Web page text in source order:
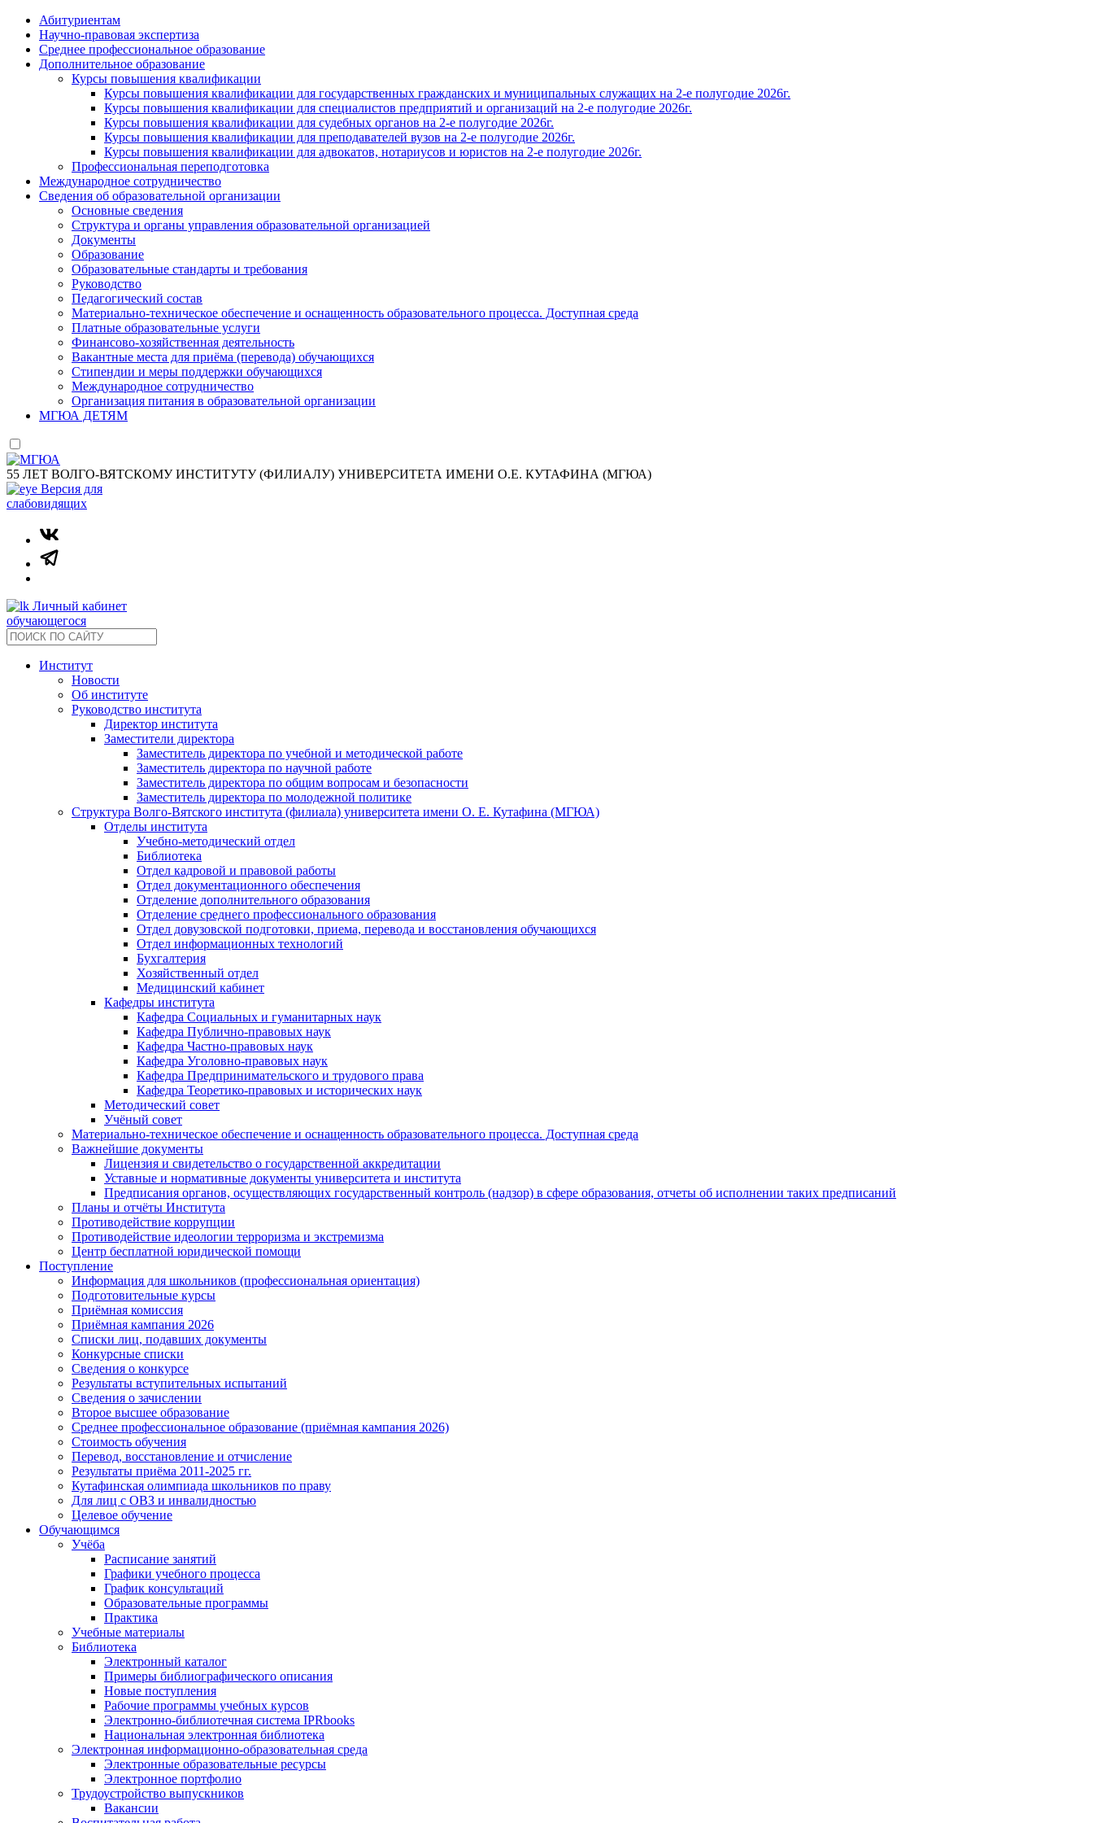
Абитуриентам
Научно-правовая экспертиза
Cреднее профессиональное образование
Дополнительное образование
Курсы повышения квалификации
Курсы повышения квалификации для государственных гражданских и муниципальных служащих на 2-е полугодие 2026г.
Курсы повышения квалификации для специалистов предприятий и организаций на 2-е полугодие 2026г.
Курсы повышения квалификации для судебных органов на 2-е полугодие 2026г.
Курсы повышения квалификации для преподавателей вузов на 2-е полугодие 2026г.
Курсы повышения квалификации для адвокатов, нотариусов и юристов на 2-е полугодие 2026г.
Профессиональная переподготовка
Международное сотрудничество
Сведения об образовательной организации
Основные сведения
Структура и органы управления образовательной организацией
Документы
Образование
Образовательные стандарты и требования
Руководство
Педагогический состав
Материально-техническое обеспечение и оснащенность образовательного процесса. Доступная среда
Платные образовательные услуги
Финансово-хозяйственная деятельность
Вакантные места для приёма (перевода) обучающихся
Стипендии и меры поддержки обучающихся
Международное сотрудничество
Организация питания в образовательной организации
МГЮА ДЕТЯМ
55 ЛЕТ ВОЛГО-ВЯТСКОМУ ИНСТИТУТУ (ФИЛИАЛУ) УНИВЕРСИТЕТА ИМЕНИ О.Е. КУТАФИНА (МГЮА)
Версия для
слабовидящих
Личный кабинет
обучающегося
Институт
Новости
Об институте
Руководство института
Директор института
Заместители директора
Заместитель директора по учебной и методической работе
Заместитель директора по научной работе
Заместитель директора по общим вопросам и безопасности
Заместитель директора по молодежной политике
Структура Волго-Вятского института (филиала) университета имени О. Е. Кутафина (МГЮА)
Отделы института
Учебно-методический отдел
Библиотека
Отдел кадровой и правовой работы
Отдел документационного обеспечения
Отделение дополнительного образования
Отделение среднего профессионального образования
Отдел довузовской подготовки, приема, перевода и восстановления обучающихся
Отдел информационных технологий
Бухгалтерия
Хозяйственный отдел
Медицинский кабинет
Кафедры института
Кафедра Социальных и гуманитарных наук
Кафедра Публично-правовых наук
Кафедра Частно-правовых наук
Кафедра Уголовно-правовых наук
Кафедра Предпринимательского и трудового права
Кафедра Теоретико-правовых и исторических наук
Методический совет
Учёный совет
Материально-техническое обеспечение и оснащенность образовательного процесса. Доступная среда
Важнейшие документы
Лицензия и свидетельство о государственной аккредитации
Уставные и нормативные документы университета и института
Предписания органов, осуществляющих государственный контроль (надзор) в сфере образования, отчеты об исполнении таких предписаний
Планы и отчёты Института
Противодействие коррупции
Противодействие идеологии терроризма и экстремизма
Центр бесплатной юридической помощи
Поступление
Информация для школьников (профессиональная ориентация)
Подготовительные курсы
Приёмная комиссия
Приёмная кампания 2026
Списки лиц, подавших документы
Конкурсные списки
Сведения о конкурсе
Результаты вступительных испытаний
Сведения о зачислении
Второе высшее образование
Среднее профессиональное образование (приёмная кампания 2026)
Стоимость обучения
Перевод, восстановление и отчисление
Результаты приёма 2011-2025 гг.
Кутафинская олимпиада школьников по праву
Для лиц с ОВЗ и инвалидностью
Целевое обучение
Обучающимся
Учёба
Расписание занятий
Графики учебного процесса
График консультаций
Образовательные программы
Практика
Учебные материалы
Библиотека
Электронный каталог
Примеры библиографического описания
Новые поступления
Рабочие программы учебных курсов
Электронно-библиотечная система IPRbooks
Национальная электронная библиотека
Электронная информационно-образовательная среда
Электронные образовательные ресурсы
Электронное портфолио
Трудоустройство выпускников
Вакансии